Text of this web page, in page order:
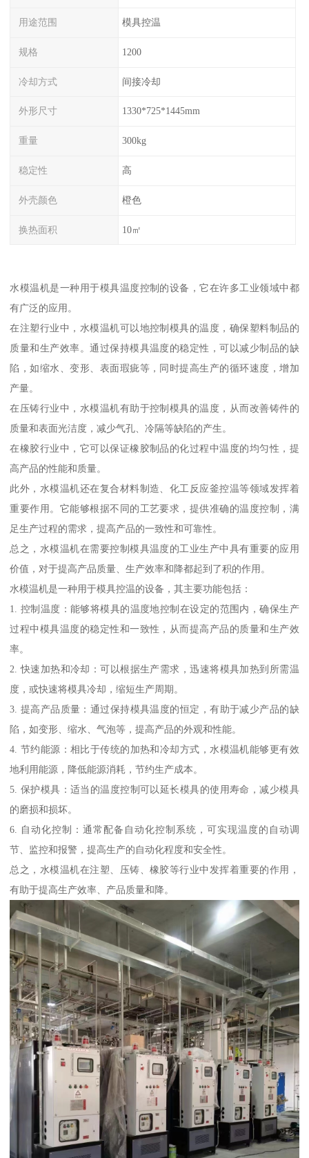
用途范围 模具控温
规格 1200
冷却方式 间接冷却
外形尺寸 1330*725*1445mm
重量 300kg
稳定性 高
外壳颜色 橙色
换热面积 10㎡
水模温机是一种用于模具温度控制的设备，它在许多工业领域中都
有广泛的应用。
在注塑行业中，水模温机可以地控制模具的温度，确保塑料制品的
质量和生产效率。通过保持模具温度的稳定性，可以减少制品的缺
陷，如缩水、变形、表面瑕疵等，同时提高生产的循环速度，增加
产量。
在压铸行业中，水模温机有助于控制模具的温度，从而改善铸件的
质量和表面光洁度，减少气孔、冷隔等缺陷的产生。
在橡胶行业中，它可以保证橡胶制品的化过程中温度的均匀性，提
高产品的性能和质量。
此外，水模温机还在复合材料制造、化工反应釜控温等领域发挥着
重要作用。它能够根据不同的工艺要求，提供准确的温度控制，满
足生产过程的需求，提高产品的一致性和可靠性。
总之，水模温机在需要控制模具温度的工业生产中具有重要的应用
价值，对于提高产品质量、生产效率和降都起到了积的作用。
水模温机是一种用于模具控温的设备，其主要功能包括：
1. 控制温度：能够将模具的温度地控制在设定的范围内，确保生产
过程中模具温度的稳定性和一致性，从而提高产品的质量和生产效
率。
2. 快速加热和冷却：可以根据生产需求，迅速将模具加热到所需温
度，或快速将模具冷却，缩短生产周期。
3. 提高产品质量：通过保持模具温度的恒定，有助于减少产品的缺
陷，如变形、缩水、气泡等，提高产品的外观和性能。
4. 节约能源：相比于传统的加热和冷却方式，水模温机能够更有效
地利用能源，降低能源消耗，节约生产成本。
5. 保护模具：适当的温度控制可以延长模具的使用寿命，减少模具
的磨损和损坏。
6. 自动化控制：通常配备自动化控制系统，可实现温度的自动调
节、监控和报警，提高生产的自动化程度和安全性。
总之，水模温机在注塑、压铸、橡胶等行业中发挥着重要的作用，
有助于提高生产效率、产品质量和降。